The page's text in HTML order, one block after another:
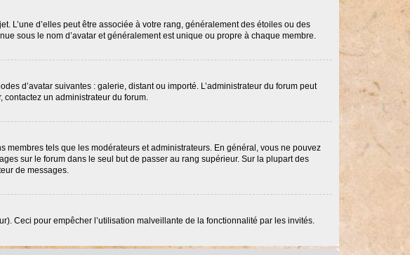
L’une d’elles peut être associée à votre rang, généralement des étoiles ou des
sous le nom d’avatar et généralement est unique ou propre à chaque membre.
d’avatar suivantes : galerie, distant ou importé. L’administrateur du forum peut
contactez un administrateur du forum.
tels que les modérateurs et administrateurs. En général, vous ne pouvez
sur le forum dans le seul but de passer au rang supérieur. Sur la plupart des
de messages.
Ceci pour empêcher l’utilisation malveillante de la fonctionnalité par les invités.